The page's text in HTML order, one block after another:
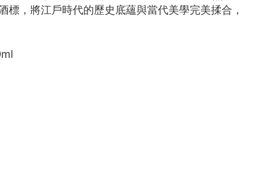
，將江戶時代的歷史底蘊與當代美學完美揉合，